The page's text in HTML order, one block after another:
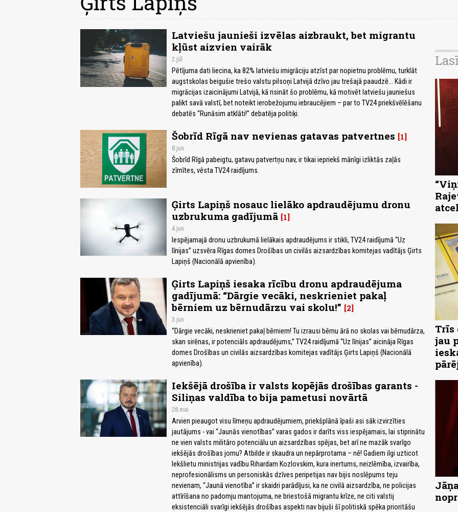
Latviešu jaunieši izvēlas aizbraukt, bet migrantu
kļūst aizvien vairāk
2.jūl
Pētījuma dati liecina, ka 82% latviešu imigrāciju atzīst par nopietnu problēmu, turklāt
augstskolas beigušie trešo valstu pilsoņi Latvijā dzīvo jau trešajā paaudzē... Kādi ir
migrācijas izaicinājumi Latvijā, kā risināt šo problēmu, kā motivēt latviešu jauniešus
palikt savā valstī, bet noteikt ierobežojumu iebraucējiem – par to TV24 priekšvēlēšanu
debatēs “Runāsim atklāti!” debatēja politiķi.
Šobrīd Rīgā nav nevienas gatavas patvertnes 1
8.jun
Šobrīd Rīgā pabeigtu, gatavu patvertņu nav, ir tikai iepriekš mānīgi izliktās zaļās
zīmītes, vēsta TV24 raidījums.
Ģirts Lapiņš nosauc lielāko apdraudējumu dronu
uzbrukuma gadījumā 1
4.jun
Iespējamajā dronu uzbrukumā lielākais apdraudējums ir stikli, TV24 raidījumā “Uz
līnijas” uzsvēra Rīgas domes Drošības un civilās aizsardzības komitejas vadītājs Ģirts
Lapiņš (Nacionālā apvienība).
Ģirts Lapiņš iesaka rīcību dronu apdraudējuma
gadījumā: “Dārgie vecāki, neskrieniet pakaļ
bērniem uz bērnudārzu vai skolu!” 2
3.jun
“Dārgie vecāki, neskrieniet pakaļ bērniem! Tu izrausi bērnu ārā no skolas vai bērnudārza,
skan sirēnas, ir potenciāls apdraudējums,” TV24 raidījumā “Uz līnijas” aicināja Rīgas
domes Drošības un civilās aizsardzības komitejas vadītājs Ģirts Lapiņš (Nacionālā
apvienība).
Iekšējā drošība ir valsts kopējās drošības garants -
Siliņas valdība to bija pametusi novārtā
28.mai
Arvien pieaugot visu līmeņu apdraudējumiem, priekšplānā īpaši asi sāk izvirzīties
jautājums - vai “Jaunās vienotības” varas gados ir darīts viss iespējamais, lai stiprinātu
ne vien valsts militāro potenciālu un aizsardzības spējas, bet arī ne mazāk svarīgo
iekšējās drošības jomu? Atbilde ir skaudra un nepārprotama – nē! Gadiem ilgi uzticot
Iekšlietu ministrijas vadību Rihardam Kozlovskim, kura inertums, neizlēmība, izvairība,
neprofesionālisms un personiskās dzīves peripetijas nav bijis noslēpums teju
nevienam, “Jaunā vienotība” ir skaidri parādījusi, ka ne civilā aizsardzība, ne policijas
attīrīšana no padomju mantojuma, ne briestošā migrantu krīze, ne citi valstij
eksistenciāli svarīgi iekšējās drošības aspekti nav bijuši šī politiskā spēka prioritāšu
Trīs
jau